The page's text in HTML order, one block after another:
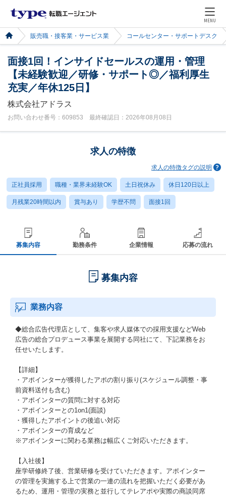
MENU
販売職・接客業・サービス業 コールセンター・サポートデスク
面接1回！インサイドセールスの運用・管理
【未経験歓迎／研修・サポート◎／福利厚生
充実／年休125日】
株式会社アドラス
お問い合わせ番号：609853 最終確認日：2026年08月08日
求人の特徴
求人の特徴タグの説明
正社員採用 職種・業界未経験OK 土日祝休み 休日120日以上
月残業20時間以内 賞与あり 学歴不問 面接1回
募集内容 勤務条件 企業情報 応募の流れ
募集内容
業務内容
◆総合広告代理店として、集客や求人媒体での採用支援などWeb
広告の総合プロデュース事業を展開する同社にて、下記業務をお
任せいたします。
【詳細】
・アポインターが獲得したアポの割り振り(スケジュール調整・事
前資料送付も含む)
・アポインターの質問に対する対応
・アポインターとの1on1(面談)
・獲得したアポイントの後追い対応
・アポインターの育成など
※アポインターに関わる業務は幅広くご対応いただきます。
【入社後】
座学研修終了後、営業研修を受けていただきます。アポインター
の管理を実施する上で営業の一連の流れを把握いただく必要があ
るため、運用・管理の実務と並行してテレアポや実際の商談同席